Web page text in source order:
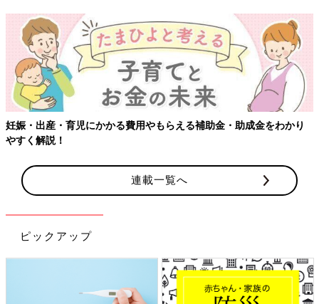
妊娠・出産・育児にかかる費用やもらえる補助金・助成金をわかり
やすく解説！
連載一覧へ
ピックアップ